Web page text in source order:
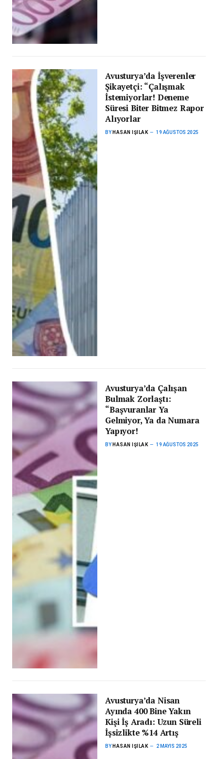
Avusturya’da İşverenler
Şikayetçi: “Çalışmak
İstemiyorlar! Deneme
Süresi Biter Bitmez Rapor
Alıyorlar
BY HASAN IŞILAK 19 AĞUSTOS 2025
Avusturya’da Çalışan
Bulmak Zorlaştı:
“Başvuranlar Ya
Gelmiyor, Ya da Numara
Yapıyor!
BY HASAN IŞILAK 19 AĞUSTOS 2025
Avusturya’da Nisan
Ayında 400 Bine Yakın
Kişi İş Aradı: Uzun Süreli
İşsizlikte %14 Artış
BY HASAN IŞILAK 2 MAYIS 2025